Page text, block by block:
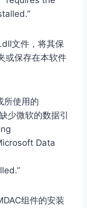
文件，将其保
或保存在本软件
所使用的
少微软的数据引
Data
组件的安装